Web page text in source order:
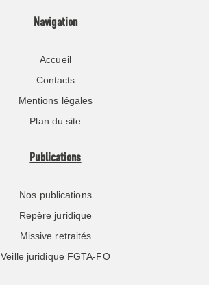
Navigation
Accueil
Contacts
Mentions légales
Plan du site
Publications
Nos publications
Repère juridique
Missive retraités
Veille juridique FGTA-FO